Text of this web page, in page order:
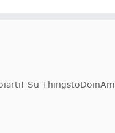
Su